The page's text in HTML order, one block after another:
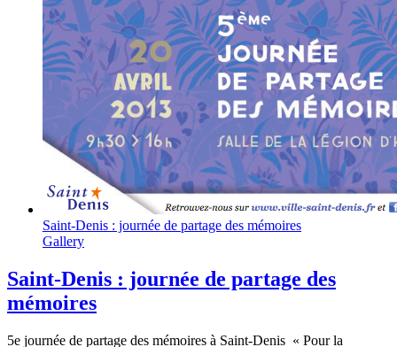
Saint-Denis : journée de partage des mémoires
Gallery
Saint-Denis : journée de partage des
mémoires
5e journée de partage des mémoires à Saint-Denis « Pour la